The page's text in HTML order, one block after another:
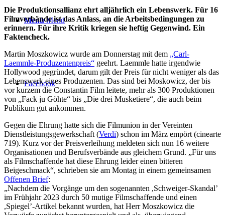
Menü Menü
Facebook
Die Produktionsallianz ehrt alljährlich ein Lebenswerk. Für 16
Filmverbände ist das Anlass, an die Arbeitsbedingungen zu
erinnern. Für ihre Kritik kriegen sie heftig Gegenwind. Ein
Faktencheck.
Martin Moszkowicz wurde am Donnerstag mit dem „Carl-
Laemmle-Produzentenpreis“ geehrt. Laemmle hatte irgendwie
Hollywood gegründet, darum gilt der Preis für nicht weniger als das
Lebenswerk eines Produzenten. Das sind bei Moskowicz, der bis
vor kurzem die Constantin Film leitete, mehr als 300 Produktionen
von „Fack ju Göhte“ bis „Die drei Musketiere“, die auch beim
Publikum gut ankommen.
Gegen die Ehrung hatte sich die Filmunion in der Vereinten
Dienstleistungsgewerkschaft (Verdi) schon im März empört (cinearte
719). Kurz vor der Preisverleihung meldeten sich nun 16 weitere
Organisationen und Berufsverbände aus gleichem Grund. „Für uns
als Filmschaffende hat diese Ehrung leider einen bitteren
Beigeschmack“, schrieben sie am Montag in einem gemeinsamen
Offenen Brief:
„Nachdem die Vorgänge um den sogenannten ,Schweiger-Skandal’
im Frühjahr 2023 durch 50 mutige Filmschaffende und einen
,Spiegel’-Artikel bekannt wurden, hat Herr Moszkowicz die